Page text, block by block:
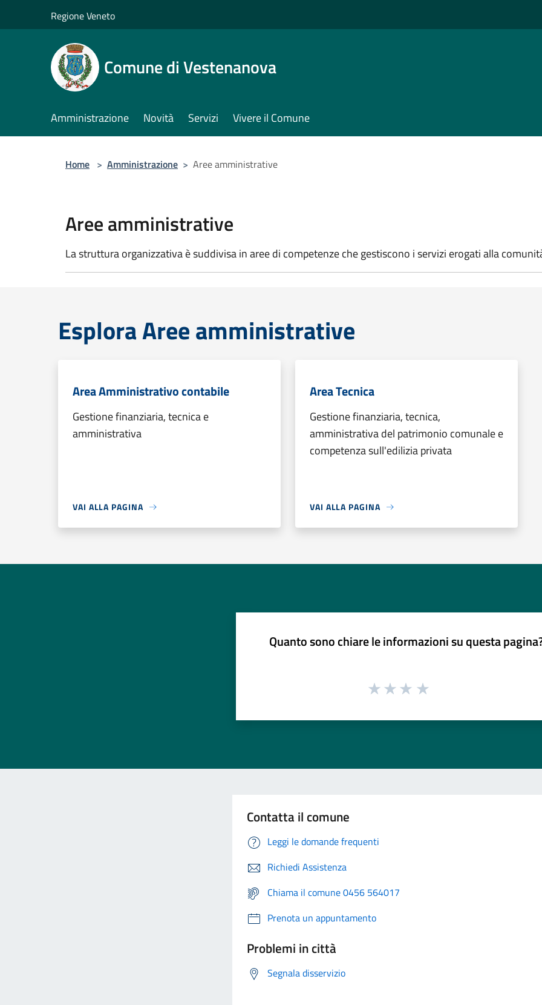
Regione Veneto
Comune di Vestenanova
Amministrazione Novità Servizi Vivere il Comune
Home > Amministrazione > Aree amministrative
Aree amministrative
La struttura organizzativa è suddivisa in aree di competenze che gestiscono i servizi erogati alla
Esplora Aree amministrative
Area Amministrativo contabile
Gestione finanziaria, tecnica e
amministrativa
VAI ALLA PAGINA
Area Tecnica
Gestione finanziaria, tecnica,
amministrativa del patrimonio comunale e
competenza sull'edilizia privata
VAI ALLA PAGINA
Quanto sono chiare le informazioni su questa
Contatta il comune
Leggi le domande frequenti
Richiedi Assistenza
Chiama il comune 0456 564017
Prenota un appuntamento
Problemi in città
Segnala disservizio